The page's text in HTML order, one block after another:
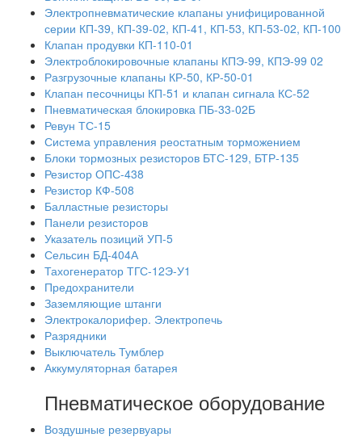
Электропневматические клапаны унифицированной
серии КП-39, КП-39-02, КП-41, КП-53, КП-53-02, КП-100
Клапан продувки КП-110-01
Электроблокировочные клапаны КПЭ-99, КПЭ-99 02
Разгрузочные клапаны КР-50, КР-50-01
Клапан песочницы КП-51 и клапан сигнала КС-52
Пневматическая блокировка ПБ-33-02Б
Ревун ТС-15
Система управления реостатным торможением
Блоки тормозных резисторов БТС-129, БТР-135
Резистор ОПС-438
Резистор КФ-508
Балластные резисторы
Панели резисторов
Указатель позиций УП-5
Сельсин БД-404А
Тахогенератор ТГС-12Э-У1
Предохранители
Заземляющие штанги
Электрокалорифер. Электропечь
Разрядники
Выключатель Тумблер
Аккумуляторная батарея
Пневматическое оборудование
Воздушные резервуары